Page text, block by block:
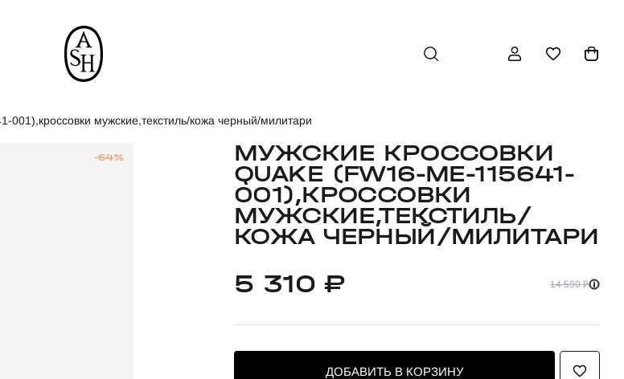
001),кроссовки мужские,текстиль/кожа черный/милитари
-64% МУЖСКИЕ КРОССОВКИ
QUAKE (FW16-ME-115641-
001),КРОССОВКИ
МУЖСКИЕ,ТЕКСТИЛЬ/
КОЖА ЧЕРНЫЙ/МИЛИТАРИ
5 310 ₽ 14 590 ₽
ДОБАВИТЬ В КОРЗИНУ